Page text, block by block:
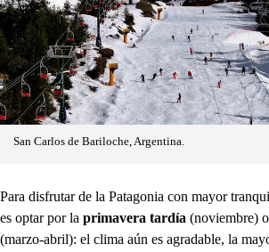
San Carlos de Bariloche, Argentina.
Para disfrutar de la Patagonia con mayor
es optar por la primavera tardía (noviembre)
(marzo-abril): el clima aún es agradable, la